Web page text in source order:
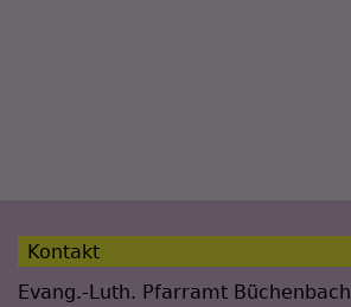
Kontakt
Evang.-Luth. Pfarramt Büchenbach